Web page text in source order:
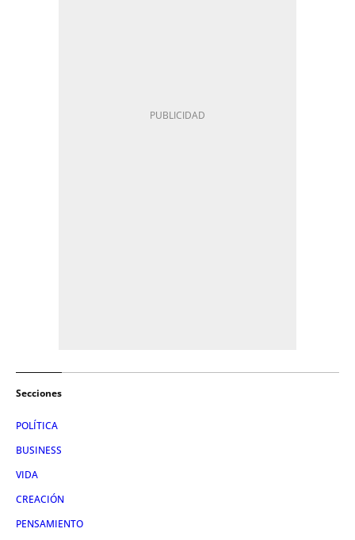
Secciones
POLÍTICA
BUSINESS
VIDA
CREACIÓN
PENSAMIENTO